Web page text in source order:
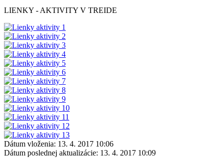
LIENKY - AKTIVITY V TREIDE
Dátum vloženia: 13. 4. 2017 10:06
Dátum poslednej aktualizácie: 13. 4. 2017 10:09